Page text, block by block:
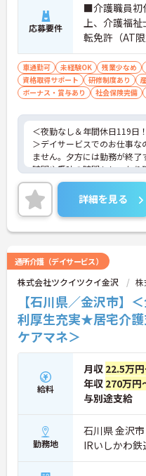
きたい方＞独自の企業内大
スが完備されており、働きな
めることができます。スキ
テップを目指していただけま
応募要件
■介護職員初
上、介護福
転免許（AT
■経験：不問
車通勤可 未経験OK 残業少なめ
資格取得サポート
研修制度あり
ボーナス・賞与あり
社会保険完備
＜夜勤なし＆年間休日119日
＞デイサービスでのお仕事な
ません。夕方には勤務が終了
時間や趣味の時間もしっかり
に、月9日のお休みに加えて
が毎月1日付与され、年間休
理なく働き続けられるリズム
プライベートのメリハリをつ
たりです。
介護の経験がない方やブラン
す。資格取得支援制度や自己
おり、働きながらスキルアッ
た、全国展開する同社ならで
スがあり、管理職や専門職へ
スへのキャリアチェンジも可
「なりたい姿」を応援し、成
体制が整っています。
詳細を見る
通所介護（デイサービス）
株式会社ツクイツクイ金沢 株
【石川県／金沢市】
利厚生充実★居宅介
ケアマネ＞
給料
月収 22.5万
年収 270万円
与別途支給
勤務地
石川県 金沢
IRいしかわ